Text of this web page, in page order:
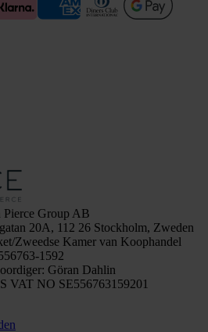
Pierce Group AB
20A, 112 26 Stockholm, Zweden
Zweedse Kamer van Koophandel
1592
Göran Dahlin
VAT NO SE556763159201